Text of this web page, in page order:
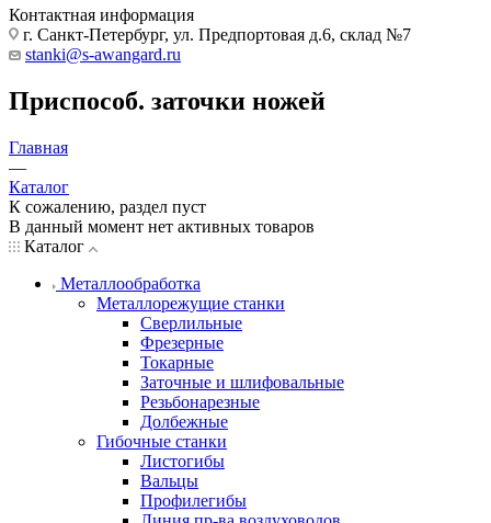
Контактная информация
г. Санкт-Петербург, ул. Предпортовая д.6, склад №7
stanki@s-awangard.ru
Приспособ. заточки ножей
Главная
—
Каталог
К сожалению, раздел пуст
В данный момент нет активных товаров
Каталог
Металлообработка
Металлорежущие станки
Сверлильные
Фрезерные
Токарные
Заточные и шлифовальные
Резьбонарезные
Долбежные
Гибочные станки
Листогибы
Вальцы
Профилегибы